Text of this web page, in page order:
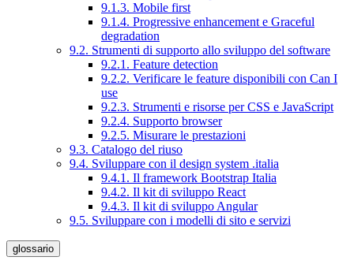
9.1.3. Mobile first
9.1.4. Progressive enhancement e Graceful
degradation
9.2. Strumenti di supporto allo sviluppo del software
9.2.1. Feature detection
9.2.2. Verificare le feature disponibili con Can I
use
9.2.3. Strumenti e risorse per CSS e JavaScript
9.2.4. Supporto browser
9.2.5. Misurare le prestazioni
9.3. Catalogo del riuso
9.4. Sviluppare con il design system .italia
9.4.1. Il framework Bootstrap Italia
9.4.2. Il kit di sviluppo React
9.4.3. Il kit di sviluppo Angular
9.5. Sviluppare con i modelli di sito e servizi
glossario